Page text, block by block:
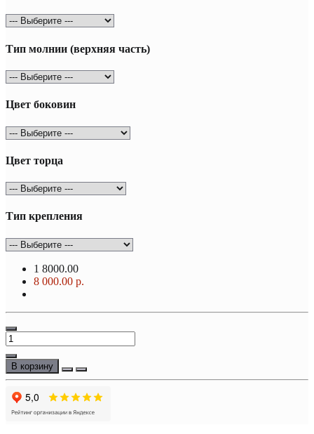
Тип молнии (верхняя часть)
Цвет боковин
Цвет торца
Тип крепления
1 8000.00
8 000.00 р.
В корзину